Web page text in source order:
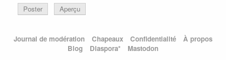
Poster Aperçu
Journal de modération Chapeaux Confidentialité
À propos
Blog
Diaspora* Mastodon